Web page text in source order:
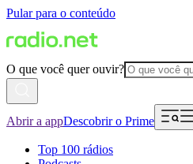
Pular para o conteúdo
O que você quer ouvir?
Abrir a appDescobrir o Prime
Top 100 rádios